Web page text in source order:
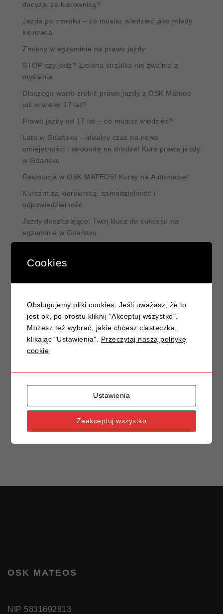
decyzje za kierownicą?
Jazda po zmroku – co musisz wiedzieć jako młody
kierowca
Zmiany w egzaminie na prawo jazdy
STOP czy jedź? Zielona strzałka nie zwalnia z
myślenia
Dlaczego warto zrobić prawo jazdy z OSK Mateos
już w wieku 17 lat?
Prawo jazdy od 17 lat – co musisz wiedzieć?
Lato w Gdańsku – idealny czas na nowe
umiejętności i swobodę na drodze! Kurs prawa jazdy
w Gdańsku
Rewolucja w OSK MATEOS! Kursy na Automacie!
Kursant za kierownicą: samodzielność i
odpowiedzialność
Jazdy doszkalające: Twój klucz do sukcesu na
egzaminie w Gdańsku
strach i odzyskać pewność siebie?
podporządkowaną – klucz do bezpiecznej jazdy
Jak przygotować się do egzaminu praktycznego na
prawo jazdy?
Znaki drogowe, które często mylimy – poradnik
OSK MATEOS
NIP 5831692813
Cookies
Obsługujemy pliki cookies. Jeśli uważasz, że to
jest ok, po prostu kliknij "Akceptuj wszystko".
Możesz też wybrać, jakie chcesz ciasteczka,
klikając "Ustawienia". Przeczytaj naszą politykę
cookie
Ustawienia
Zaakceptuj wszystko